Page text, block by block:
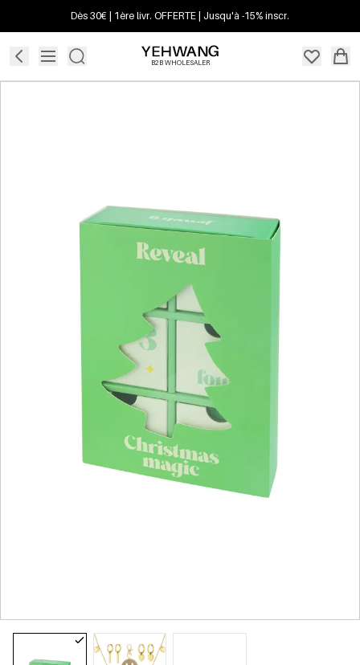
Dès 30€ | 1ère livr. OFFERTE | Jusqu'à -15% inscr.
B2B WHOLESALER